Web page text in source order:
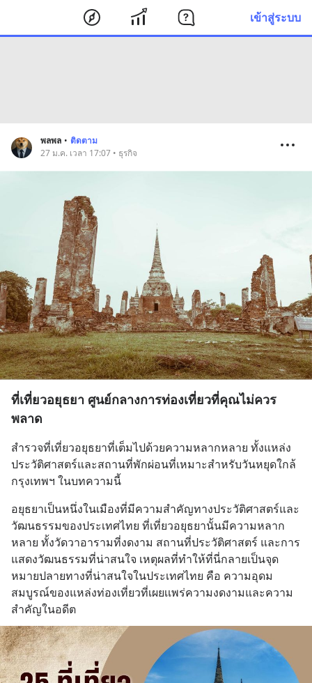
เข้าสู่ระบบ
พลพล • ติดตาม
27 ม.ค. เวลา 17:07 • ธุรกิจ
ที่เที่ยวอยุธยา ศูนย์กลางการท่องเที่ยวที่คุณไม่ควร
พลาด
สำรวจที่เที่ยวอยุธยาที่เต็มไปด้วยความหลากหลาย ทั้งแหล่ง
ประวัติศาสตร์และสถานที่พักผ่อนที่เหมาะสำหรับวันหยุดใกล้
กรุงเทพฯ ในบทความนี้
อยุธยาเป็นหนึ่งในเมืองที่มีความสำคัญทางประวัติศาสตร์และ
วัฒนธรรมของประเทศไทย ที่เที่ยวอยุธยานั้นมีความหลาก
หลาย ทั้งวัดวาอารามที่งดงาม สถานที่ประวัติศาสตร์ และการ
แสดงวัฒนธรรมที่น่าสนใจ เหตุผลที่ทำให้ที่นี่กลายเป็นจุด
หมายปลายทางที่น่าสนใจในประเทศไทย คือ ความอุดม
สมบูรณ์ของแหล่งท่องเที่ยวที่เผยเเพร่ความงดงามและความ
สำคัญในอดีต